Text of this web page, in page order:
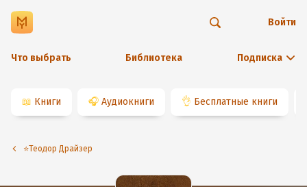
Что выбрать Библиотека Подписка
Войти
📖 Книги 🎧 Аудиокниги 👌 Бесплатные книги
⭐️Теодор Драйзер